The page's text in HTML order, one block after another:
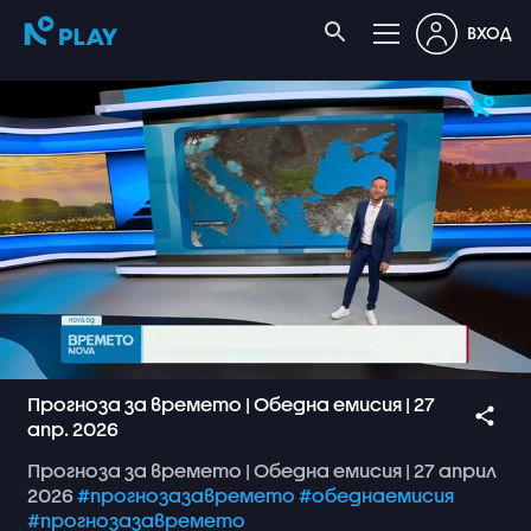
ВХОД
Прогноза за времето | Обедна емисия | 27
апр. 2026
Прогноза за времето | Обедна емисия | 27април
2026#прогнозазавремето #обеднаемисия
#прогнозазавремето